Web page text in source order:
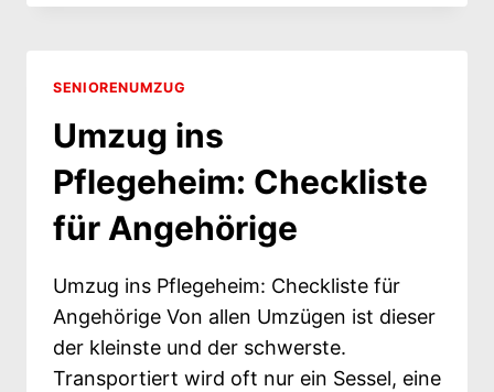
DEN
STEUER
SENIORENUMZUG
Umzug ins
Pflegeheim: Checkliste
für Angehörige
Umzug ins Pflegeheim: Checkliste für
Angehörige Von allen Umzügen ist dieser
der kleinste und der schwerste.
Transportiert wird oft nur ein Sessel, eine